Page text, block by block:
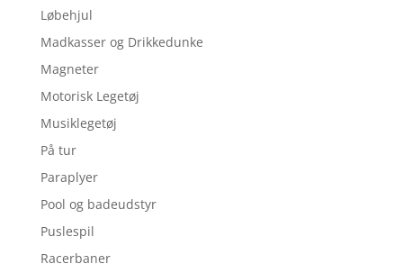
Løbehjul
Madkasser og Drikkedunke
Magneter
Motorisk Legetøj
Musiklegetøj
På tur
Paraplyer
Pool og badeudstyr
Puslespil
Racerbaner